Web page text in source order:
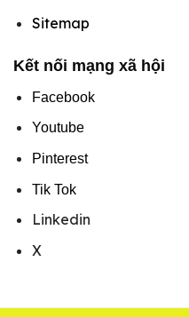
Sitemap
Kết nối mạng xã hội
Facebook
Youtube
Pinterest
Tik Tok
Linkedin
X